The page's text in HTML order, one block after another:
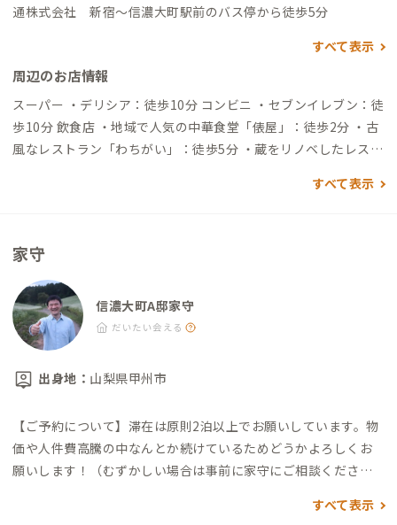
通株式会社 新宿～信濃大町駅前のバス停から徒歩5分
すべて表示
周辺のお店情報
スーパー ・デリシア：徒歩10分 コンビニ ・セブンイレブン：徒
歩10分 飲食店 ・地域で人気の中華食堂「俵屋」：徒歩2分 ・古
風なレストラン「わちがい」：徒歩5分 ・蔵をリノベしたレスト
すべて表示
家守
信濃大町A邸家守
だいたい会える
出身地： 山梨県甲州市
【ご予約について】 滞在は原則2泊以上でお願いしています。物
価や人件費高騰の中なんとか続けているためどうかよろしくお
願いします！（むずかしい場合は事前に家守にご相談くださ
信濃大町の周辺には町歩きする
すべて表示